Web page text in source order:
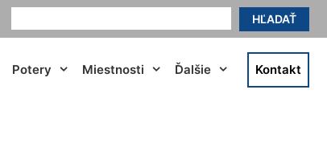
HĽADAŤ
Potery Miestnosti Ďalšie Kontakt